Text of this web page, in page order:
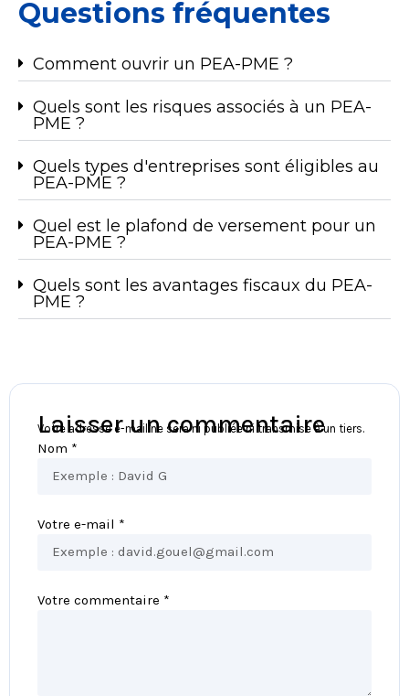
Questions fréquentes
Comment ouvrir un PEA-PME ?
Quels sont les risques associés à un PEA-
PME ?
Quels types d'entreprises sont éligibles au
PEA-PME ?
Quel est le plafond de versement pour un
PEA-PME ?
Quels sont les avantages fiscaux du PEA-
PME ?
Laisser un commentaire
Votre adresse e-mail ne sera ni publiée ni transmise à un tiers.
Nom *
Votre e-mail *
Votre commentaire *